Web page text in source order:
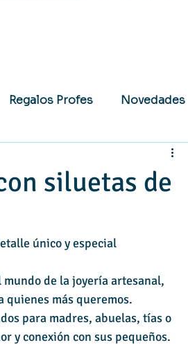
Regalos Profes Novedades
siluetas de
único y especial
de la joyería artesanal,
quienes más queremos.
para madres, abuelas, tías o
y conexión con sus pequeños.